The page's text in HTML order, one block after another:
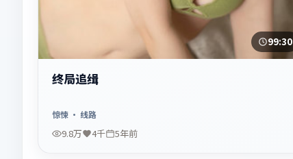
99:30
终局追缉
惊悚· 线路
9.8万 4千 5年前